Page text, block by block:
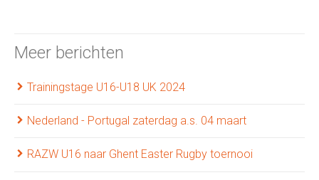
Meer berichten
Trainingstage U16-U18 UK 2024
Nederland - Portugal zaterdag a.s. 04 maart
RAZW U16 naar Ghent Easter Rugby toernooi